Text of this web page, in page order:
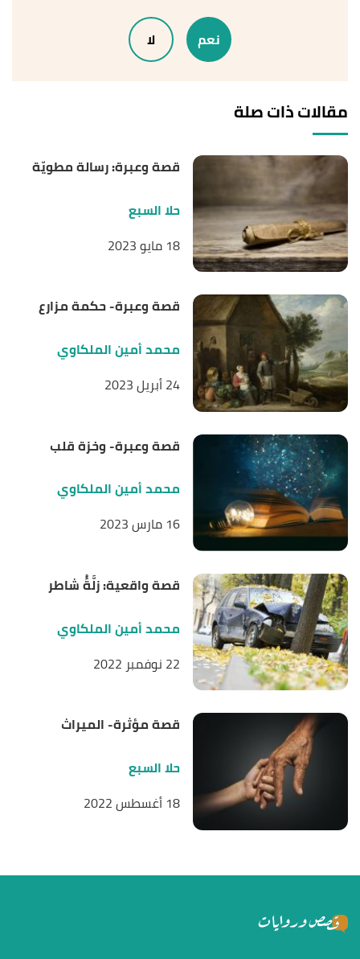
نعم لا
مقالات ذات صلة
قصة وعبرة: رسالة مطويّة
حلا السبع
18 مايو 2023
قصة وعبرة- حكمة مزارع
محمد أمين الملكاوي
24 أبريل 2023
قصة وعبرة- وخزة قلب
محمد أمين الملكاوي
16 مارس 2023
قصة واقعية: زلَّةُُ شاطر
محمد أمين الملكاوي
22 نوفمبر 2022
قصة مؤثرة- الميراث
حلا السبع
18 أغسطس 2022